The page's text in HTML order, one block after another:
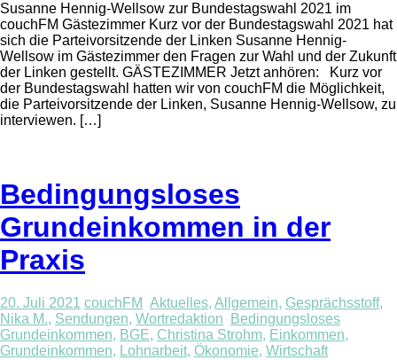
Susanne Hennig-Wellsow zur Bundestagswahl 2021 im
couchFM Gästezimmer Kurz vor der Bundestagswahl 2021 hat
sich die Parteivorsitzende der Linken Susanne Hennig-
Wellsow im Gästezimmer den Fragen zur Wahl und der Zukunft
der Linken gestellt. GÄSTEZIMMER Jetzt anhören: Kurz vor
der Bundestagswahl hatten wir von couchFM die Möglichkeit,
die Parteivorsitzende der Linken, Susanne Hennig-Wellsow, zu
interviewen. […]
Bedingungsloses
Grundeinkommen in der
Praxis
20. Juli 2021 couchFM Aktuelles, Allgemein, Gesprächsstoff,
Nika M., Sendungen, Wortredaktion
Bedingungsloses
Grundeinkommen, BGE, Christina Strohm, Einkommen,
Grundeinkommen, Lohnarbeit, Ökonomie, Wirtschaft